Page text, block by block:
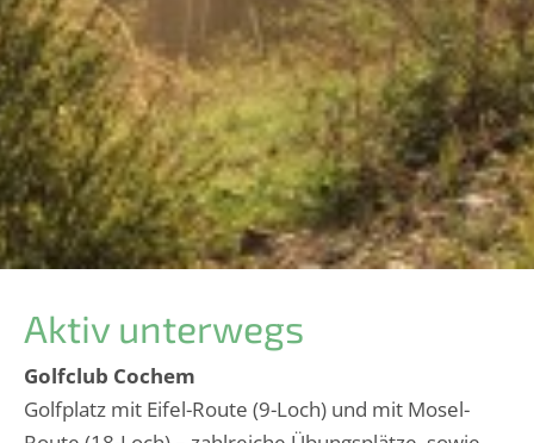
Aktiv unterwegs
Golfclub Cochem
Golfplatz mit Eifel-Route (9-Loch) und mit Mosel-